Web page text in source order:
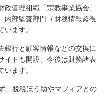
管理組織「宗教事業協会」
内部監査部門（財務情報監視
ます。
銀行と顧客情報などの交換に
イトも開設、今後は財務諸表
ます。
、脱税ほう助やマフィアとの